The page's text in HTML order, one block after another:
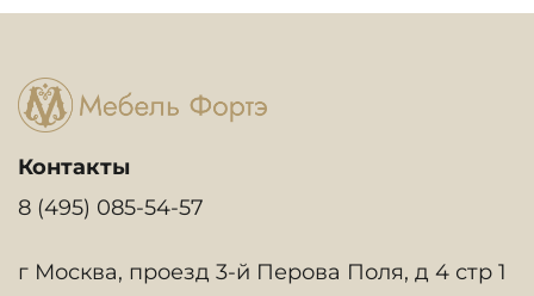
Контакты
8 (495) 085-54-57
г Москва, проезд 3-й Перова Поля, д 4 стр 1